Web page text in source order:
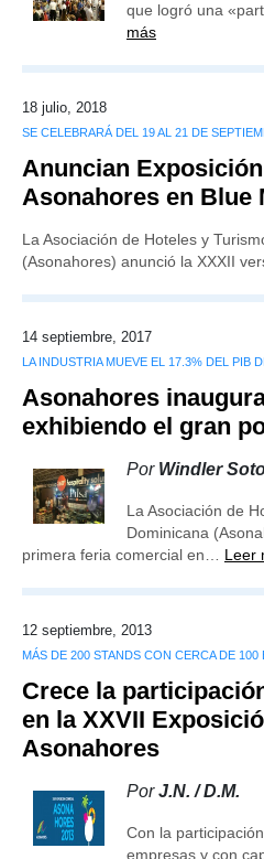
que logró una
más
18 julio, 2018
SE CELEBRARÁ DEL 19 AL 21 DE
Anuncian
Asonahores en Blue
La Asociación de Hoteles y
(Asonahores) anunció la XXXII
14 septiembre, 2017
LA INDUSTRIA MUEVE EL 17.3% DEL PIB
Asonahores
exhibiendo el gran
Por Windler
La Asociación de
Dominicana
primera feria comercial en… Leer
12 septiembre, 2013
MÁS DE 200 STANDS CON CERCA DE 100
Crece la
en la XXVII
Asonahores
PorJ.N. / D.M.
Con la
empresas y con